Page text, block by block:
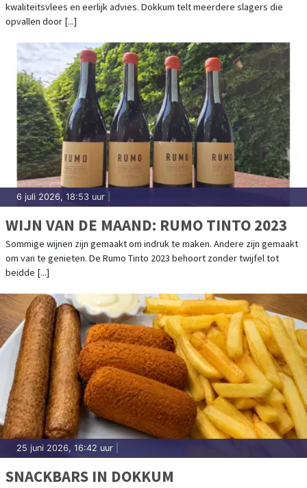
kwaliteitsvlees en eerlijk advies. Dokkum telt meerdere slagers die
opvallen door [...]
6 juli 2026, 18:53 uur
WIJN VAN DE MAAND: RUMO TINTO 2023
Sommige wijnen zijn gemaakt om indruk te maken. Andere zijn gemaakt
om van te genieten. De Rumo Tinto 2023 behoort zonder twijfel tot
beidde [...]
25 juni 2026, 16:42 uur
SNACKBARS IN DOKKUM